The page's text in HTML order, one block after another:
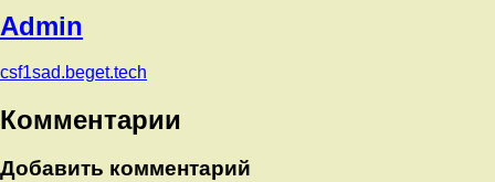
Admin
csf1sad.beget.tech
Комментарии
Добавить комментарий